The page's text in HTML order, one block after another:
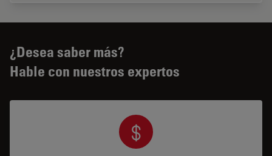
¿Desea saber más?
Hable con nuestros expertos